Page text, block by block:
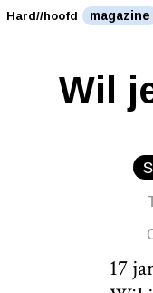
Hard//hoofd magazine
Wil
17